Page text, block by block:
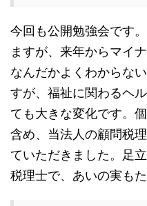
今回も公開勉強会です
ますが、来年からマイ
なんだかよくわからな
すが、福祉に関わるヘ
ても大きな変化です。
含め、当法人の顧問税
ていただきました。足
税理士で、あいの実も